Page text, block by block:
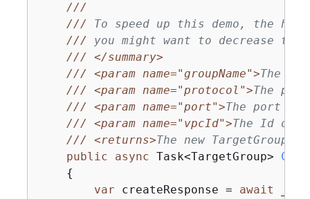
///
/// To speed up this demo, the
/// you might want to decrease
///
</summary>
///
<param name="groupName">The
///
<param name="protocol">The
///
<param name="port">The port to
///
<param name="vpcId">The Id of
///
<returns>The new TargetGroup
public
async Task<TargetGroup>
{
var createResponse = await